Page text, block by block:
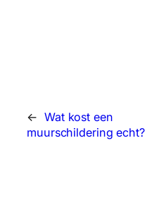
← Wat kost een
muurschildering echt?